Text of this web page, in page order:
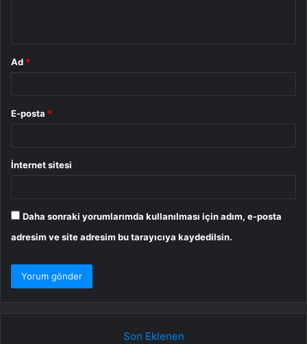
Ad *
E-posta *
İnternet sitesi
Daha sonraki yorumlarımda kullanılması için adım, e-posta
adresim ve site adresim bu tarayıcıya kaydedilsin.
Son Eklenen